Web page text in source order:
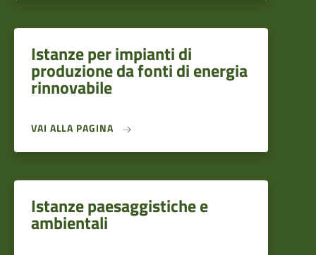
Istanze per impianti di
produzione da fonti di energia
rinnovabile
VAI ALLA PAGINA
Istanze paesaggistiche e
ambientali